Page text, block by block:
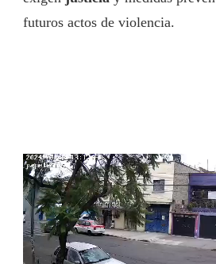
futuros actos de violencia.